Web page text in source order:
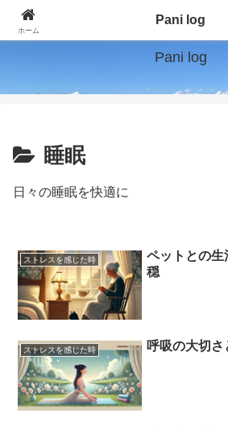
"半世紀の歩みから学ぶ：自在に生き
Pani log
睡眠
日々の睡眠を快適に
ストレスを感じた時
ペットとの生
穏
ストレスを感じた時 呼吸の大切さ
ホーム
Pani log